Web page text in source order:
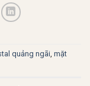
quảng ngãi, mặt